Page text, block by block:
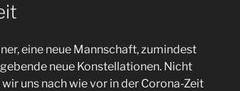
eine neue Mannschaft, zumindest
neue Konstellationen. Nicht
uns nach wie vor in der Corona-Zeit